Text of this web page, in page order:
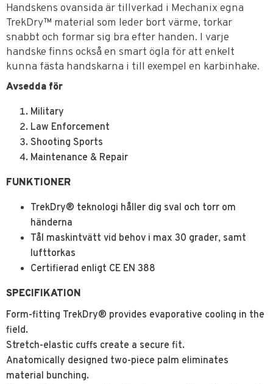
Handskens ovansida är tillverkad i Mechanix egna
TrekDry™ material som leder bort värme, torkar
snabbt och formar sig bra efter handen. I varje
handske finns också en smart ögla för att enkelt
kunna fästa handskarna i till exempel en karbinhake.
Avsedda för
Military
Law Enforcement
Shooting Sports
Maintenance & Repair
FUNKTIONER
TrekDry® teknologi håller dig sval och torr om
händerna
Tål maskintvätt vid behov i max 30 grader, samt
lufttorkas
Certifierad enligt CE EN 388
SPECIFIKATION
Form-fitting TrekDry® provides evaporative cooling in the
field.
Stretch-elastic cuffs create a secure fit.
Anatomically designed two-piece palm eliminates
material bunching.